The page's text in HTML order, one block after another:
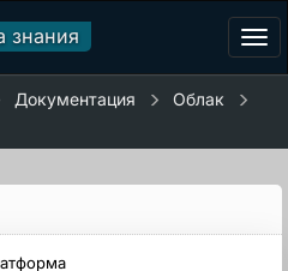
знания
Документация
Облак